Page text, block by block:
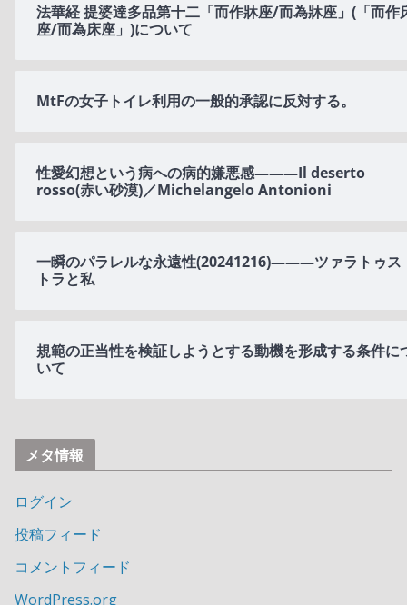
法華経 提婆達多品第十二「而作牀座/而為牀座」(「而作
座/而為床座」)について
MtFの女子トイレ利用の一般的承認に反対する。
性愛幻想という病への病的嫌悪感———Il deserto
rosso(赤い砂漠)／Michelangelo Antonioni
一瞬のパラレルな永遠性(20241216)———ツァラトゥス
トラと私
規範の正当性を検証しようとする動機を形成する条件に
いて
メタ情報
ログイン
投稿フィード
コメントフィード
WordPress.org